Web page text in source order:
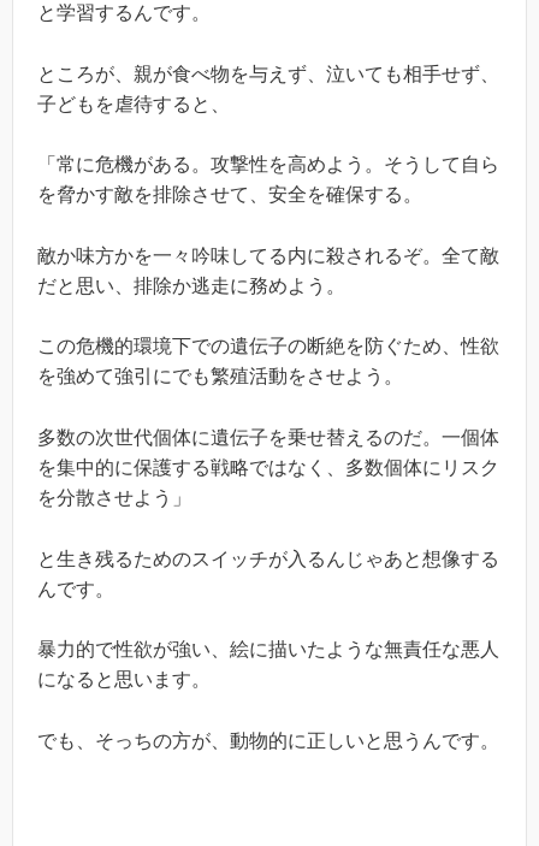
と学習するんです。
ところが、親が食べ物を与えず、泣いても相手せず、
子どもを虐待すると、
「常に危機がある。攻撃性を高めよう。そうして自ら
を脅かす敵を排除させて、安全を確保する。
敵か味方かを一々吟味してる内に殺されるぞ。全て敵
だと思い、排除か逃走に務めよう。
この危機的環境下での遺伝子の断絶を防ぐため、性欲
を強めて強引にでも繁殖活動をさせよう。
多数の次世代個体に遺伝子を乗せ替えるのだ。一個体
を集中的に保護する戦略ではなく、多数個体にリスク
を分散させよう」
と生き残るためのスイッチが入るんじゃあと想像する
んです。
暴力的で性欲が強い、絵に描いたような無責任な悪人
になると思います。
でも、そっちの方が、動物的に正しいと思うんです。